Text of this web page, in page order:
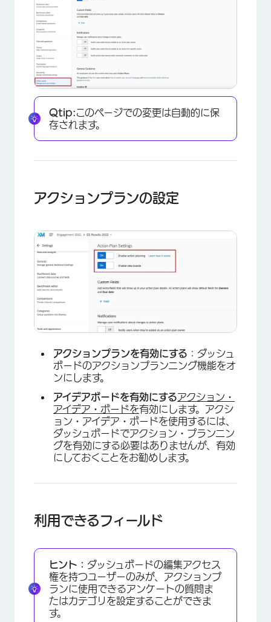
×
Qtip:このページでの変更は自動的に保
存されます。
アクションプランの設定
アクションプランを有効にする ：ダッシュ
ボードのアクションプランニング機能をオ
ンにします。
アイデアボードを有効にするアクション・
アイデア・ボードを有効にします。アクシ
ョン・アイデア・ボードを使用するには、
ダッシュボードでアクション・プランニン
グを有効にする必要はありませんが、有効
にしておくことをお勧めします。
利用できるフィールド
ヒント： ダッシュボードの編集アクセス
権を持つユーザーのみが、アクションプ
ランに使用できるアンケートの質問ま
たはカテゴリを設定することができま
す。